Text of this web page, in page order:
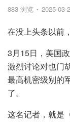
883 浏览 2025-03-
在没上头条以前
3月15日，美国
激烈讨论对也门
最高机密级别的
了。
这名记者，就是